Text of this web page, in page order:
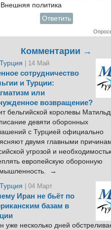
Внешняя политика
Ответить
Комментарии →
| 14 Май
сотрудничество
и Турции:
или
возвращение?
бельгийской королевы
девяти оборонных
с Турцией официально
двумя главными
угрозой и
европейскую оборонную
→
| 04 Март
Иран не бьёт по
базам в
уже несколько дней